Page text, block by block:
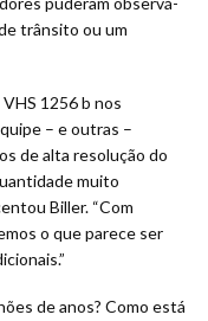
trânsito ou um
1256 b nos
– e outras –
de alta resolução do
muito
Biller. “Com
o que parece ser
de anos? Como está